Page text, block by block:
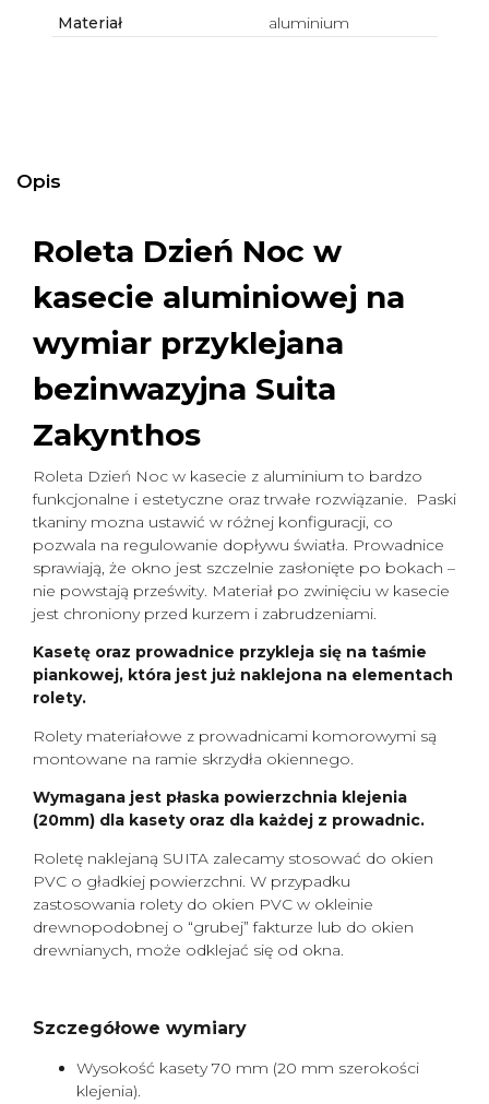
Materiał aluminium
Opis
Roleta Dzień Noc w
kasecie aluminiowej na
wymiar przyklejana
bezinwazyjna Suita
Zakynthos
Roleta Dzień Noc w kasecie z aluminium to bardzo
funkcjonalne i estetyczne oraz trwałe rozwiązanie. Paski
tkaniny mozna ustawić w różnej konfiguracji, co
pozwala na regulowanie dopływu światła. Prowadnice
sprawiają, że okno jest szczelnie zasłonięte po bokach –
nie powstają prześwity. Materiał po zwinięciu w kasecie
jest chroniony przed kurzem i zabrudzeniami.
Kasetę oraz prowadnice przykleja się na taśmie
piankowej, która jest już naklejona na elementach
rolety.
Rolety materiałowe z prowadnicami komorowymi są
montowane na ramie skrzydła okiennego.
Wymagana jest płaska powierzchnia klejenia
(20mm) dla kasety oraz dla każdej z prowadnic.
Roletę naklejaną SUITA zalecamy stosować do okien
PVC o gładkiej powierzchni. W przypadku
zastosowania rolety do okien PVC w okleinie
drewnopodobnej o “grubej” fakturze lub do okien
drewnianych, może odklejać się od okna.
Szczegółowe wymiary
Wysokość kasety 70 mm (20 mm szerokości
klejenia).